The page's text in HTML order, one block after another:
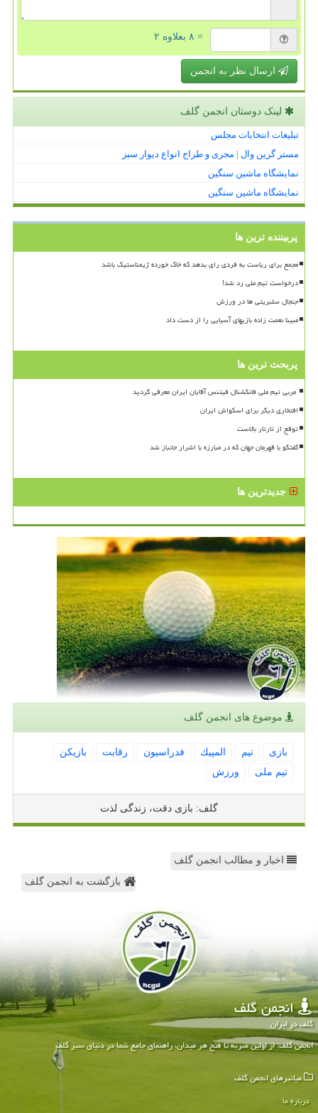
= ۸ بعلاوه ۲
ارسال نظر به انجمن
لینک دوستان انجمن گلف
تبلیغات انتخابات مجلس
مستر گرین وال | مجری و طراح انواع دیوار سبز
نمایشگاه ماشین سنگین
نمایشگاه ماشین سنگین
پربیننده ترین ها
مجمع برای ریاست به فردی رای بدهد که خاک خورده ژیمناستیک باشد
درخواست تیم ملی رد شد!
جنجال سلبریتی ها در ورزش
مبینا نعمت زاده بازیهای آسیایی را از دست داد
پربحث ترین ها
افتخاری دیگر برای اسکواش ایران
توقع از تارتار بالاست
گفتگو با قهرمان جهان که در مبارزه با اشرار جانباز شد
جدیدترین ها
موضوع های انجمن گلف
بازی تیم المپیك فدراسیون رقابت
بازیكن
تیم ملی
ورزش
گلف: بازی دقت، زندگی لذت
اخبار و مطالب انجمن گلف
بازگشت به انجمن گلف
انجمن گلف
گلف در ایران
انجمن گلف: از اولین ضربه تا فتح هر میدان، راهنمای جامع شما در دنیای سبز گلف
میانبرهای انجمن گلف
درباره ما